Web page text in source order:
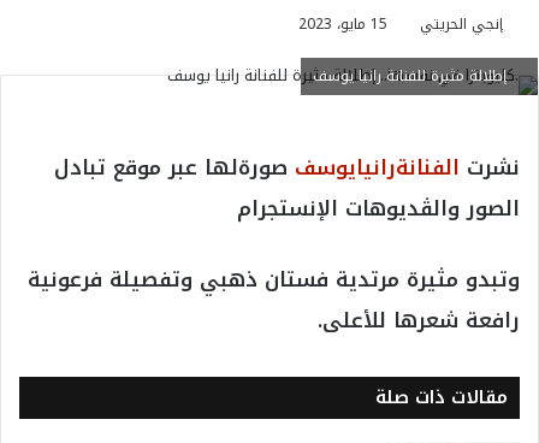
إنجي الحريتي
15 مايو، 2023
إطلالة مثيرة للفنانة رانيا يوسف
نشرت الفنانةرانيايوسف صورةلها عبر موقع تبادل
الصور والڤديوهات الإنستجرام
وتبدو مثيرة مرتدية فستان ذهبي وتفصيلة فرعونية
رافعة شعرها للأعلى.
مقالات ذات صلة